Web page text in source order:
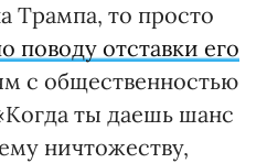
Трампа, то просто
поводу отставки его
с общественностью
ты даешь шанс
ничтожеству,